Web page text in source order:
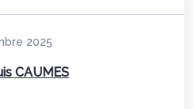
2025
CAUMES